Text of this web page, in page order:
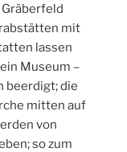
mit
lassen
Museum –
beerdigt; die
mitten auf
von
so zum